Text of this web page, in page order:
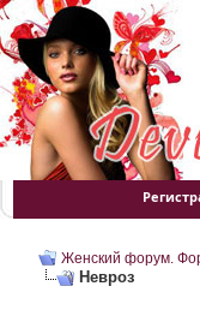
Женский форум.
Невроз